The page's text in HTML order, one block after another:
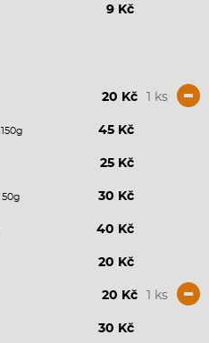
9 Kč
20 Kč 1 ks -
150g 45 Kč
25 Kč
50g 30 Kč
40 Kč
20 Kč
20 Kč 1 ks -
30 Kč